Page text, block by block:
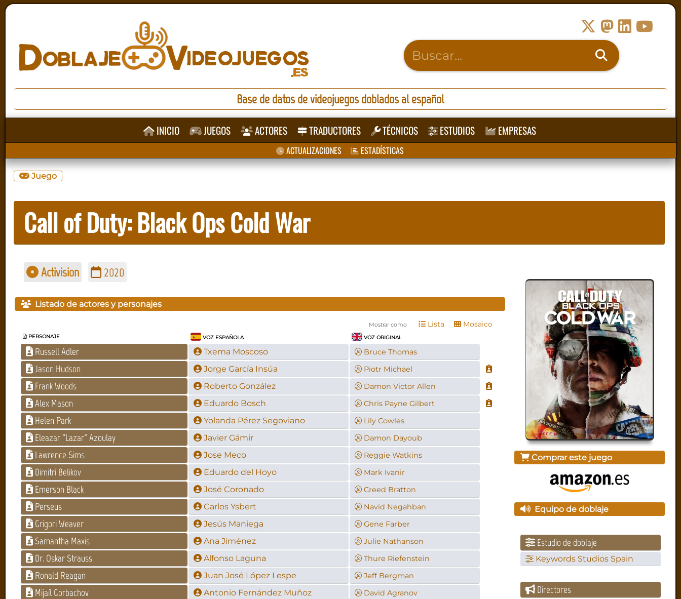
Base de datos de videojuegos doblados al español
INICIO JUEGOS ACTORES TRADUCTORES TÉCNICOS ESTUDIOS EMPRESAS
ACTUALIZACIONES ESTADÍSTICAS
Juego
Call of Duty: Black Ops Cold War
Activision 2020
Listado de actores y personajes
Mostrar como Lista Mosaico
PERSONAJE VOZ ESPAÑOLA VOZ ORIGINAL
Russell Adler Txema Moscoso Bruce Thomas
Jason Hudson Jorge García Insúa Piotr Michael
Frank Woods Roberto González Damon Victor Allen
Alex Mason Eduardo Bosch Chris Payne Gilbert
Helen Park Yolanda Pérez Segoviano Lily Cowles
Eleazar "Lazar" Azoulay Javier Gámir Damon Dayoub
Lawrence Sims Jose Meco Reggie Watkins
Dimitri Belikov Eduardo del Hoyo Mark Ivanir
Emerson Black José Coronado Creed Bratton
Perseus Carlos Ysbert Navid Negahban
Grigori Weaver Jesús Maniega Gene Farber
Samantha Maxis Ana Jiménez Julie Nathanson
Dr. Oskar Strauss Alfonso Laguna Thure Riefenstein
Ronald Reagan Juan José López Lespe Jeff Bergman
Mijaíl Gorbachov Antonio Fernández Muñoz David Agranov
Comprar este juego
Equipo de doblaje
Estudio de doblaje
Keywords Studios Spain
Directores